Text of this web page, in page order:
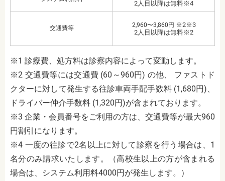
2人目以降は無料※4
交通費等 2,960〜3,860円 ※2※3
2人目以降は無料※2
※1 診療費、処方料は診察内容によって変動します。
※2 交通費等には交通費 (60～960円) の他、 ファストド
クターに対して発生する往診車両手配手数料 (1,680円)、
ドライバー仲介手数料 (1,320円)が含まれております。
※3 企業・会員番号をご利用の方は、交通費等が最大960
円割引になります。
※4 一度の往診で2名以上に対して診察を行う場合は、1
名分のみ請求いたします。（高校生以上の方が含まれる
場合は、システム利用料4000円が発生します。）